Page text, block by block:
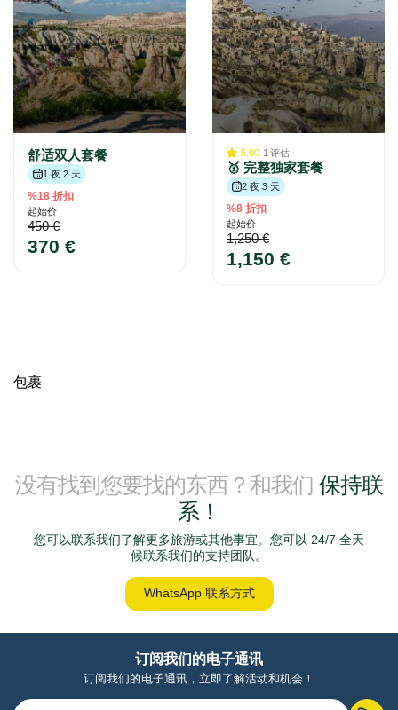
舒适双人套餐
1 夜 2 天
%18 折扣
起始价
450 €
370 €
5.00 1 评估
🥇 完整独家套餐
2 夜 3 天
%8 折扣
起始价
1,250 €
1,150 €
包裹
没有找到您要找的东西？和我们 保持联
系！
您可以联系我们了解更多旅游或其他事宜。您可以 24/7 全天
候联系我们的支持团队。
WhatsApp 联系方式
订阅我们的电子通讯
订阅我们的电子通讯，立即了解活动和机会！